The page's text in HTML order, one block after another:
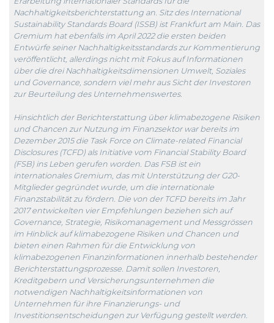
Nachhaltigkeitsberichterstattung an. Sitz des International
Sustainability Standards Board (ISSB) ist Frankfurt am Main. Das
Gremium hat ebenfalls im April 2022 die ersten beiden
Entwürfe seiner Nachhaltigkeitsstandards zur Kommentierung
veröffentlicht, allerdings nicht mit Fokus auf Informationen
über die drei Nachhaltigkeitsdimensionen Umwelt, Soziales
und Governance, sondern viel mehr aus Sicht der Investoren
zur Beurteilung des Unternehmenswertes.
Hinsichtlich der Berichterstattung über klimabezogene Risiken
und Chancen zur Nutzung im Finanzsektor war bereits im
Dezember 2015 die Task Force on Climate-related Financial
Disclosures (TCFD) als Initiative vom Financial Stability Board
(FSB) ins Leben gerufen worden. Das FSB ist ein
internationales Gremium, das mit Unterstützung der G20-
Mitglieder gegründet wurde, um die internationale
Finanzstabilität zu fördern. Die von der TCFD bereits im Jahr
2017 entwickelten vier Empfehlungen beziehen sich auf
Governance, Strategie, Risikomanagement und Messgrössen
im Hinblick auf klimabezogene Risiken und Chancen und
bieten einen Rahmen für die Entwicklung von
klimabezogenen Finanzinformationen innerhalb bestehender
Berichterstattungsprozesse. Damit sollen Investoren,
Kreditgebern und Versicherungsunternehmen die
notwendigen Nachhaltigkeitsinformationen von
Unternehmen für ihre Finanzierungs- und
Investitionsentscheidungen zur Verfügung gestellt werden.